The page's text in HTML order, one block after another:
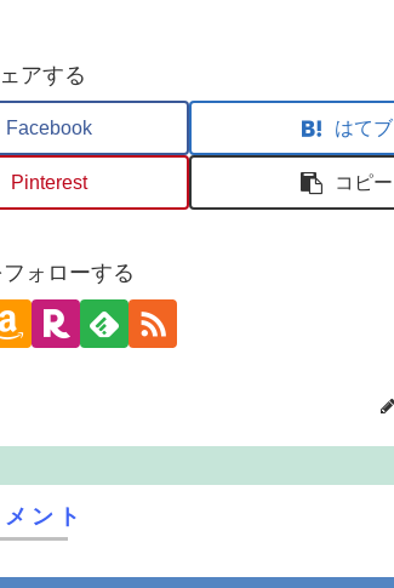
アする
Facebook はてブ
Pinterest コピー
ォローする
ント